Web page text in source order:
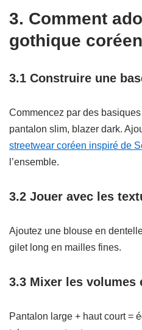
3. Comment
gothique
3.1 Construire une
Commencez par des
pantalon slim, blazer dark.
streetwear coréen inspiré de
l’ensemble.
3.2 Jouer avec les
Ajoutez une blouse en
gilet long en mailles fines.
3.3 Mixer les volumes
Pantalon large + haut court =